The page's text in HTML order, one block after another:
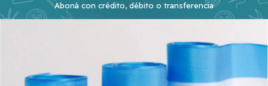
Aboná con crédito, débito o transferencia